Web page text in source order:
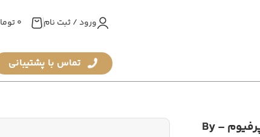
ورود / ثبت نام 0
تماس با پشتیبانی
عطر زنانه و مردانه بای کیلیان آنجلز شیر آن د راکز ادوپرفیوم – By